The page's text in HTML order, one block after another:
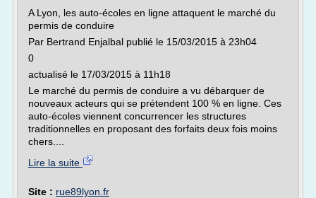
A Lyon, les auto-écoles en ligne attaquent le marché du
permis de conduire
Par Bertrand Enjalbal publié le 15/03/2015 à 23h04
0
actualisé le 17/03/2015 à 11h18
Le marché du permis de conduire a vu débarquer de
nouveaux acteurs qui se prétendent 100 % en ligne. Ces
auto-écoles viennent concurrencer les structures
traditionnelles en proposant des forfaits deux fois moins
chers....
Lire la suite
Site : rue89lyon.fr